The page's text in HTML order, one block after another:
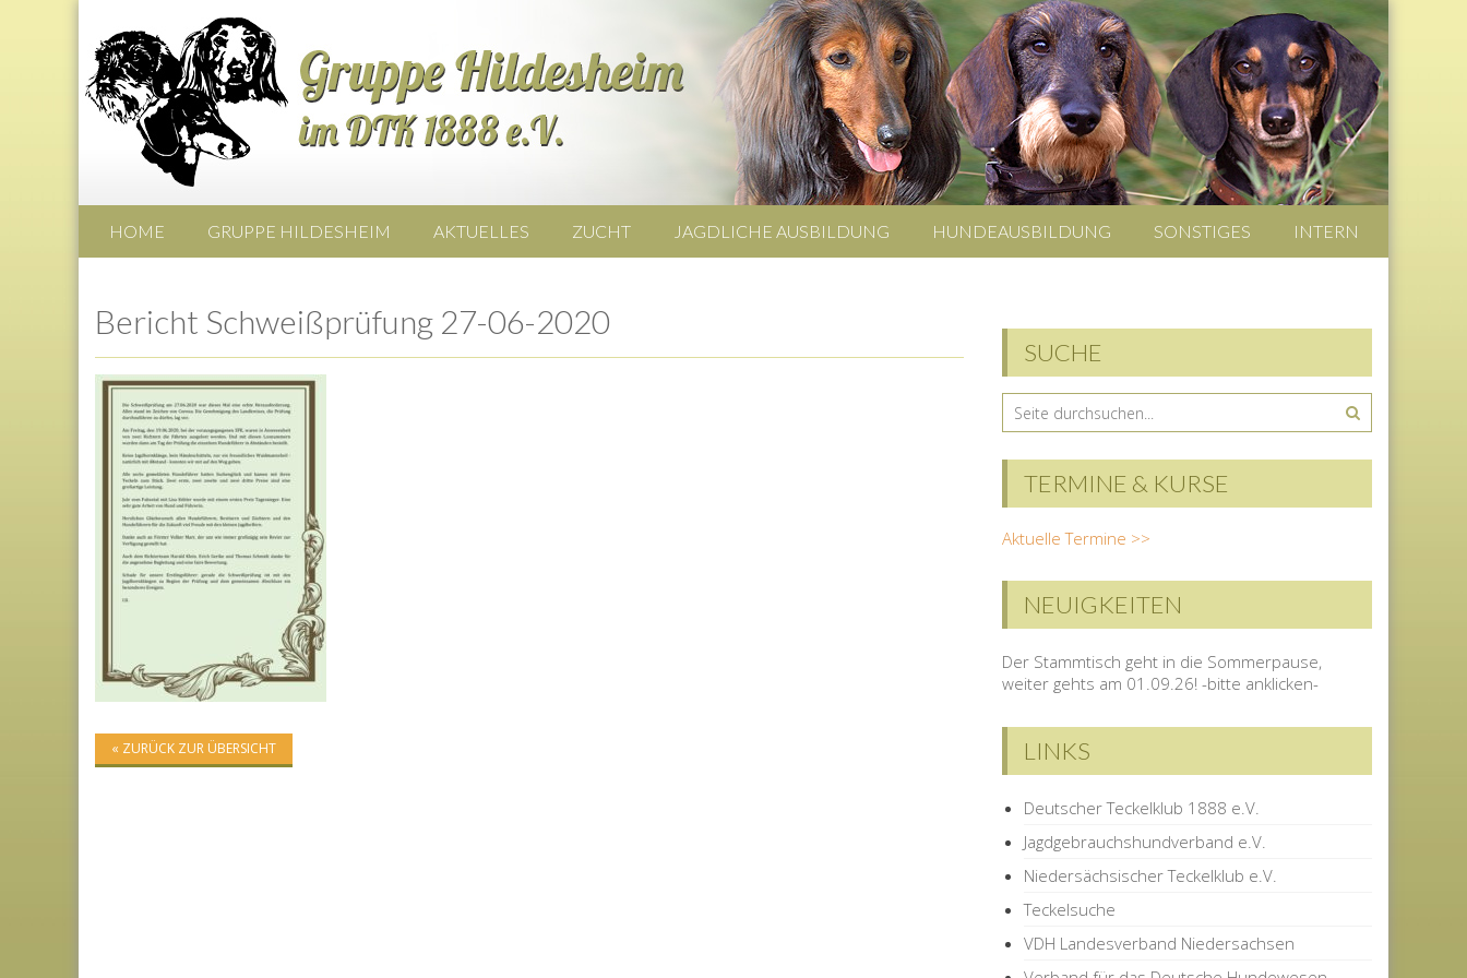
HOME GRUPPE HILDESHEIM AKTUELLES ZUCHT JAGDLICHE AUSBILDUNG HUNDEAUSBILDUNG SONSTIGES INTERN
Bericht Schweißprüfung 27-06-2020
« ZURÜCK ZUR ÜBERSICHT
SUCHE
TERMINE & KURSE
Aktuelle Termine >>
NEUIGKEITEN
Der Stammtisch geht in die Sommerpause,
weiter gehts am 01.09.26! -bitte anklicken-
LINKS
Deutscher Teckelklub 1888 e.V.
Jagdgebrauchshundverband e.V.
Niedersächsischer Teckelklub e.V.
Teckelsuche
VDH Landesverband Niedersachsen